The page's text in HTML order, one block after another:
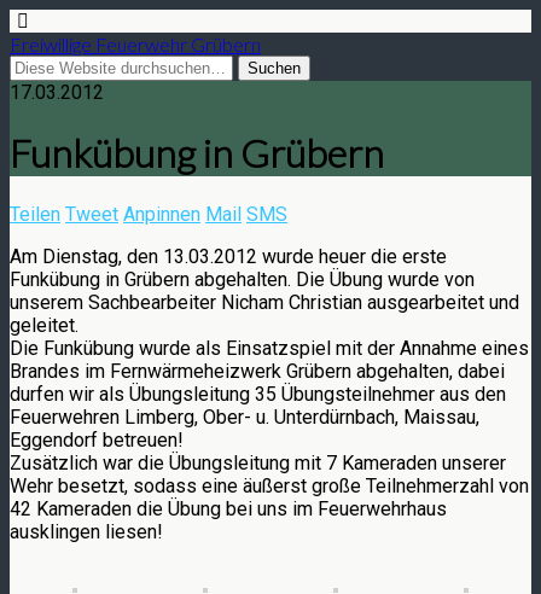
Freiwillige Feuerwehr Grübern
17.03.2012
Funkübung in Grübern
Teilen Tweet Anpinnen Mail SMS
Am Dienstag, den 13.03.2012 wurde heuer die erste
Funkübung in Grübern abgehalten. Die Übung wurde von
unserem Sachbearbeiter Nicham Christian ausgearbeitet und
geleitet.
Die Funkübung wurde als Einsatzspiel mit der Annahme eines
Brandes im Fernwärmeheizwerk Grübern abgehalten, dabei
durfen wir als Übungsleitung 35 Übungsteilnehmer aus den
Feuerwehren Limberg, Ober- u. Unterdürnbach, Maissau,
Eggendorf betreuen!
Zusätzlich war die Übungsleitung mit 7 Kameraden unserer
Wehr besetzt, sodass eine äußerst große Teilnehmerzahl von
42 Kameraden die Übung bei uns im Feuerwehrhaus
ausklingen liesen!